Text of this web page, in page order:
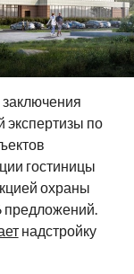
экспертизы по
гостиницы
охраны
предложений.
надстройку